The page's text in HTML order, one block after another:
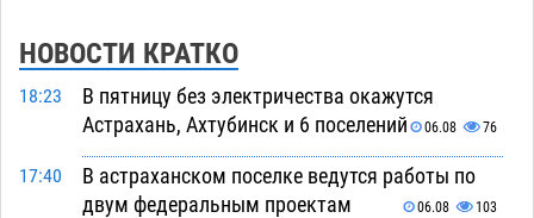
НОВОСТИ КРАТКО
18:23
В пятницу без электричества окажутся
Астрахань, Ахтубинск и 6 поселений
06.08 76
17:40
В астраханском поселке ведутся работы по
двум федеральным проектам
06.08 103